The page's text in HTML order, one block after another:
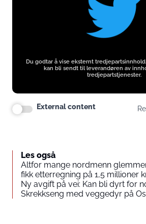
Du godtar å vise eksternt
kan bli sendt til leverandøren av
tredjepartstjenester.
External content
Les også
Altfor mange nordmenn
fikk etterregning på 1,5 millioner
Ny avgift på vei: Kan bli dyrt for
Skrekkseng med veggedyr på